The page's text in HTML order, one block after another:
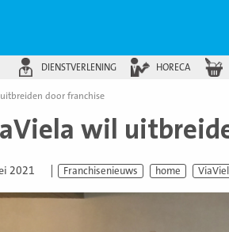
DIENSTVERLENING HORECA
door franchise
wil
2021 Franchisenieuws home